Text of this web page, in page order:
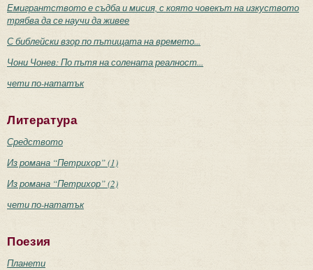
Емигрантството е съдба и мисия, с която човекът на изкуството
трябва да се научи да живее
С библейски взор по пътищата на времето...
Чони Чонев: По пътя на солената реалност...
чети по-нататък
Литература
Средството
Из романа “Петрихор” (1)
Из романа “Петрихор” (2)
чети по-нататък
Поезия
Планети